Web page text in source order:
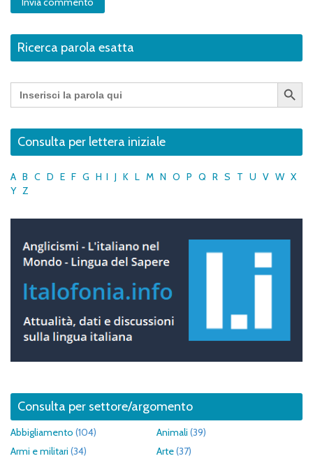
Ricerca parola esatta
Search
for:
Search Button
Consulta per lettera iniziale
A B C D E F G H I J K L M N O P Q R S T U V W X
Y Z
Consulta per settore/argomento
Abbigliamento (104) Animali (39)
Armi e militari (34) Arte(37)